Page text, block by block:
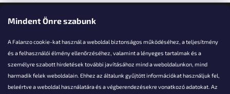
Mindent Önre szabunk
A Falanzo cookie-kat használ a weboldal biztonságos működéséhez, a teljesítmény
és a felhasználói élmény ellenőrzéséhez, valamint a lényeges tartalmak és a
személyre szabott hirdetések további javításához mind a weboldalunkon, mind
harmadik felek weboldalain. Ehhez az általunk gyűjtött információkat használjuk fel,
beleértve a weboldal használatára és a végberendezésekre vonatkozó adatokat. Az
Elérhetőségi adatok
Akarsz kérdezni valamit?
info@falanzo.hu